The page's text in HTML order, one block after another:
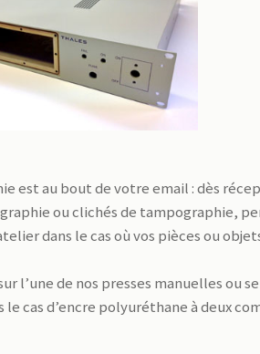
est au bout de votre email : dès
ou clichés de tampographie,
dans le cas où vos pièces ou
l’une de nos presses manuelles ou
cas d’encre polyuréthane à deux